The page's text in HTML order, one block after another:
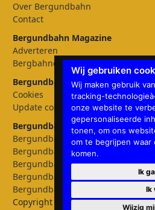
Wij gebruiken
Wij maken gebruik
tracking-
onze website te
gepersonaliseerde
tonen, om ons
om te begrijpen waar
komen.
Ik
Ik
Wijzig
Over Bergundbahn
Contact
Bergundbahn Magazine
Adverteren
Bergbahnen
Bergundbahn Instellingen
Cookies
Update cookies preferences
Bergundbahn talen
Bergundbahn Deutschland
Bergundbahn Österreich
Bergundbahn Nederland
Bergundbahn België
Bergundbahn English
Copyright © 2026 Bergundbahn